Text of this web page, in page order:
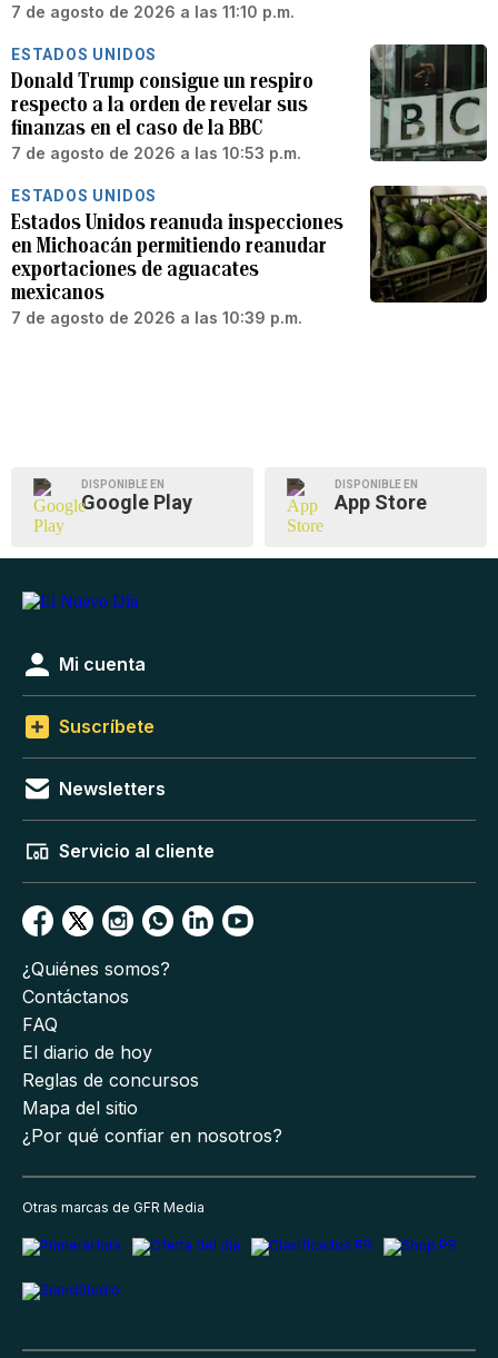
7 de agosto de 2026 a las 11:10 p.m.
ESTADOS UNIDOS
Donald Trump consigue un respiro
respecto a la orden de revelar sus
finanzas en el caso de la BBC
7 de agosto de 2026 a las 10:53 p.m.
ESTADOS UNIDOS
Estados Unidos reanuda inspecciones
en Michoacán permitiendo reanudar
exportaciones de aguacates
mexicanos
7 de agosto de 2026 a las 10:39 p.m.
DISPONIBLE EN
Google Play
DISPONIBLE EN
App Store
Mi cuenta
Suscríbete
Newsletters
Servicio al cliente
¿Quiénes somos?
Contáctanos
FAQ
El diario de hoy
Reglas de concursos
Mapa del sitio
¿Por qué confiar en nosotros?
Otras marcas de GFR Media